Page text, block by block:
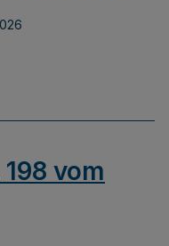
vom